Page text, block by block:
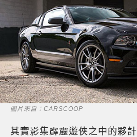
圖片來自：CARSCOOP
其實影集霹靂遊俠之中的夥